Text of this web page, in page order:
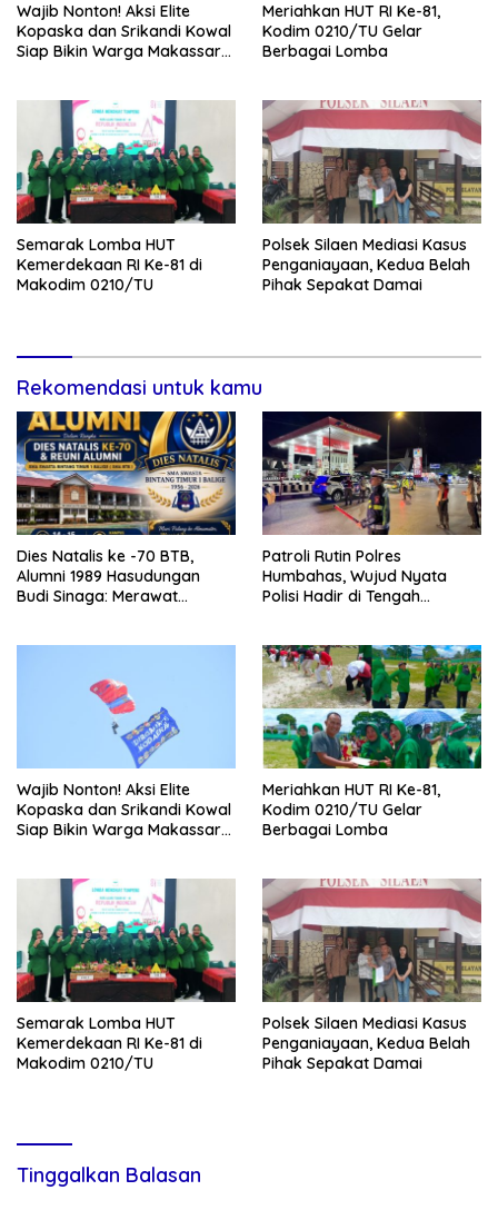
Wajib Nonton! Aksi Elite
Kopaska dan Srikandi Kowal
Siap Bikin Warga Makassar
Meriahkan HUT RI Ke-81,
Kodim 0210/TU Gelar
Berbagai Lomba
Semarak Lomba HUT
Kemerdekaan RI Ke-81 di
Makodim 0210/TU
Polsek Silaen Mediasi Kasus
Penganiayaan, Kedua Belah
Pihak Sepakat Damai
Rekomendasi untuk kamu
Dies Natalis ke -70 BTB,
Alumni 1989 Hasudungan
Budi Sinaga: Merawat
Patroli Rutin Polres
Humbahas, Wujud Nyata
Polisi Hadir di Tengah
Wajib Nonton! Aksi Elite
Kopaska dan Srikandi Kowal
Siap Bikin Warga Makassar
Meriahkan HUT RI Ke-81,
Kodim 0210/TU Gelar
Berbagai Lomba
Semarak Lomba HUT
Kemerdekaan RI Ke-81 di
Makodim 0210/TU
Polsek Silaen Mediasi Kasus
Penganiayaan, Kedua Belah
Pihak Sepakat Damai
Tinggalkan Balasan